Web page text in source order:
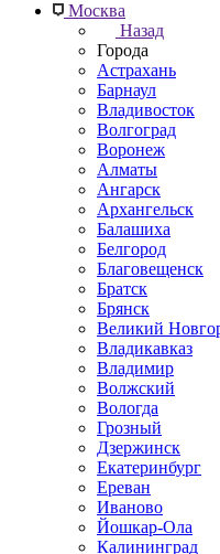
Москва
Назад
Города
Астрахань
Барнаул
Владивосток
Волгоград
Воронеж
Алматы
Ангарск
Архангельск
Балашиха
Белгород
Благовещенск
Братск
Брянск
Великий
Владикавказ
Владимир
Волжский
Вологда
Грозный
Дзержинск
Екатеринбург
Ереван
Иваново
Йошкар-Ола
Калининград